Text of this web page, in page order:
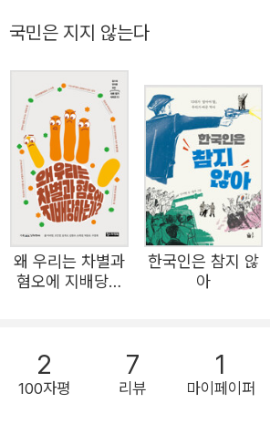
억하며 희생자들을 추모할 수 있도록 《
6살에 우연히 4․3을 만난 뒤 역사 교사
박사가 되었고, 현재는 ‘선(善)의 시민성
천가로 살고 있다. 저자에게 4·3은 세
삶의 방향을 안내했던 이정표로서, 《
은 오랫동안 4·3을 알고, 기억하고, 나
내려간 책이다. 여기서 ‘알고, 기억하고, 나눈다’의 뜻은 조금
특별하다. ‘안다’는 것은 75년 전 4·3
것을 고스란히 겪은 사람들의 고통을 직
눈다’는 것은 4·3이 준 교훈을 오늘에
게 하는 올바른 균형추로 삼는다는 뜻
나눈다’는 4·3과 함께한 저자 내면의 성
국민은 지지 않는다
왜 우리는 차별과
혐오에 지배당하
한국인은 참지 않
아
2
100자평
7
리뷰
1
마이페이퍼